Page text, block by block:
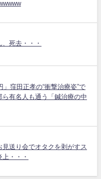
、死去・・・
」窪田正孝の“衝撃治療姿”で
有名人も通う「鍼治療の中
送り会でオタクを剥がすス
・・・